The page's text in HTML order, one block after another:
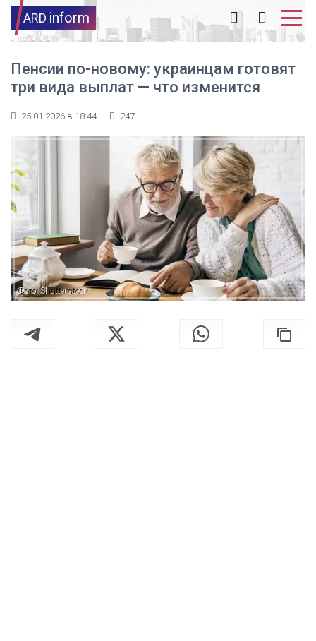
ARD inform
Пенсии по-новому: украинцам готовят
три вида выплат — что изменится
25.01.2026 в 18:44 247
Фото: Shutterstock